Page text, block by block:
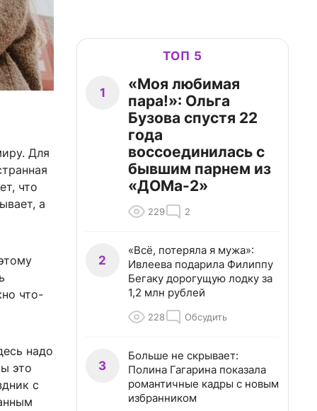
Для
что
а
что-
надо
это
с
ТОП 5
1
«Моя любимая
пара!»: Ольга
Бузова спустя 22
года
воссоединилась с
бывшим парнем из
«ДОМа-2»
229 2
2
«Всё, потеряла я мужа»:
Ивлеева подарила Филиппу
Бегаку дорогущую лодку за
1,2 млн рублей
228 Обсудить
3
Больше не скрывает:
Полина Гагарина показала
романтичные кадры с новым
избранником